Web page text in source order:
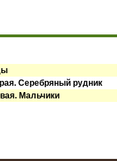
Серебряный рудник
Мальчики